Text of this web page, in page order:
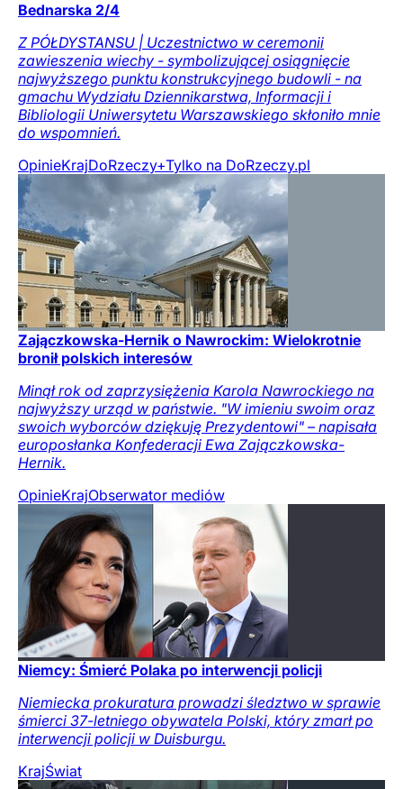
Bednarska 2/4
Z PÓŁDYSTANSU | Uczestnictwo w ceremonii
zawieszenia wiechy - symbolizującej osiągnięcie
najwyższego punktu konstrukcyjnego budowli - na
gmachu Wydziału Dziennikarstwa, Informacji i
Bibliologii Uniwersytetu Warszawskiego skłoniło mnie
do wspomnień.
OpinieKrajDoRzeczy+Tylko na DoRzeczy.pl
Zajączkowska-Hernik o Nawrockim: Wielokrotnie
bronił polskich interesów
Minął rok od zaprzysiężenia Karola Nawrockiego na
najwyższy urząd w państwie. "W imieniu swoim oraz
swoich wyborców dziękuję Prezydentowi" – napisała
europosłanka Konfederacji Ewa Zajączkowska-
Hernik.
OpinieKrajObserwator mediów
Niemcy: Śmierć Polaka po interwencji policji
Niemiecka prokuratura prowadzi śledztwo w sprawie
śmierci 37-letniego obywatela Polski, który zmarł po
interwencji policji w Duisburgu.
KrajŚwiat